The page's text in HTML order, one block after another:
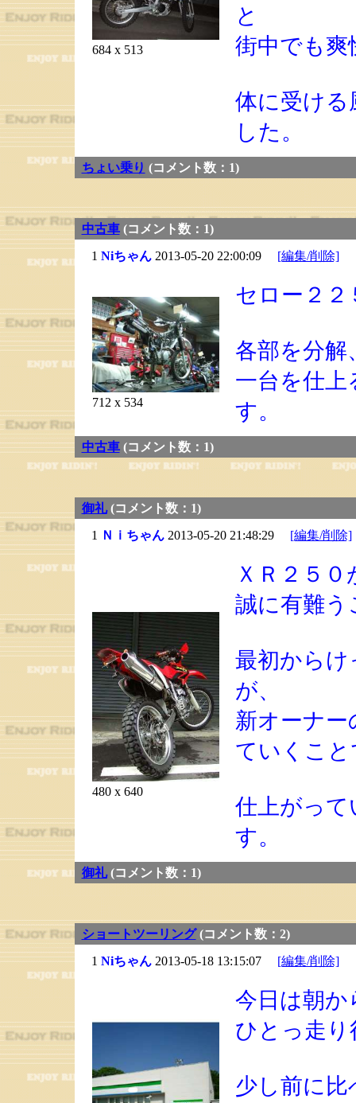
684 x 513
と
街中でも爽
体に受ける
した。
ちょい乗り (コメント数：1)
中古車(コメント数：1)
1 Niちゃん2013-05-20 22:00:09 [編集/削除]
712 x 534
セロー２２
各部を分解
一台を仕
す。
中古車(コメント数：1)
御礼(コメント数：1)
1
Ｎｉちゃん2013-05-20 21:48:29 [編集/削除]
480 x 640
ＸＲ２５
誠に有難う
最初から
が、
新オーナ
ていくこ
仕上がっ
す。
御礼(コメント数：1)
ショートツーリング(コメント数：2)
1 Niちゃん2013-05-18 13:15:07 [編集/削除]
今日は朝
ひとっ走
少し前に